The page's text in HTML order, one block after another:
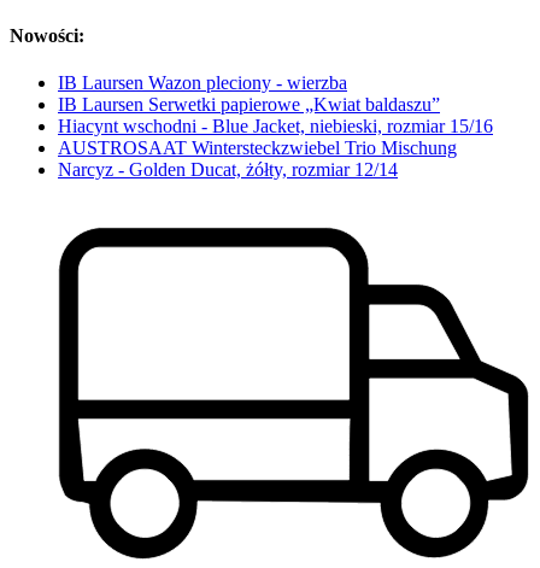
Nowości:
IB Laursen Wazon pleciony - wierzba
IB Laursen Serwetki papierowe „Kwiat baldaszu”
Hiacynt wschodni - Blue Jacket, niebieski, rozmiar 15/16
AUSTROSAAT Wintersteckzwiebel Trio Mischung
Narcyz - Golden Ducat, żółty, rozmiar 12/14